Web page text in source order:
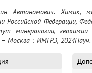
Российской Федерации,
минералогии,
Москва : ИМГРЭ, 2024Науч.